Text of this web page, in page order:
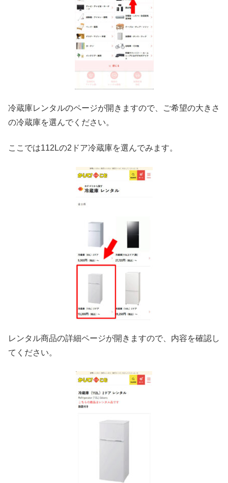
冷蔵庫レンタルのページが開きますので、ご希望の大きさ
の冷蔵庫を選んでください。
ここでは112Lの2ドア冷蔵庫を選んでみます。
レンタル商品の詳細ページが開きますので、内容を確認し
てください。